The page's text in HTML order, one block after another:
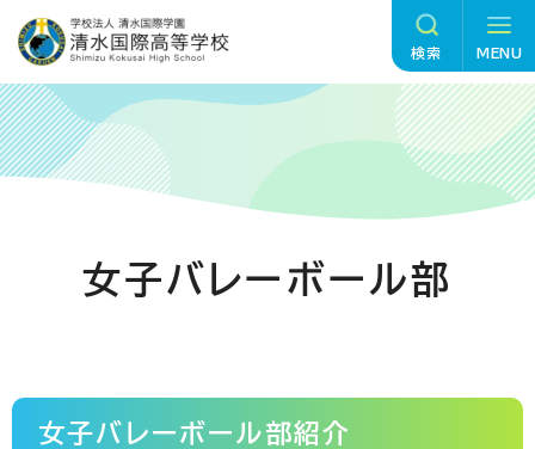
ロ
ー
バ
ル
文
へ
ー
カ
ル
ナ
ッ
タ
ー
へ
検索 MENU
女子バレーボール部
女子バレーボール部紹介